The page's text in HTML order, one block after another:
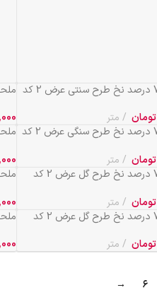
ملحفه 70 درصد نخ طرح سنتی عرض 2 کد
تومان متر
ملحفه 70 درصد نخ طرح سنگی عرض 2 کد
تومان متر
ملحفه 70 درصد نخ طرح گل عرض 2 کد
تومان متر
ملحفه 70 درصد نخ طرح گل عرض 2 کد
تومان متر
۶ →